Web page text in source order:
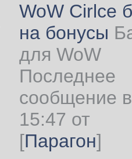
WoW Cirlce
на бонусы
для WoW
Последнее
сообщение в
15:47 от
[Парагон]